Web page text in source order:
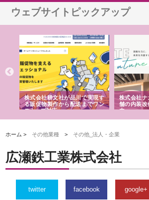
ウェブサイトピックアップ
株式会社耕文社が品川で実現す
る販促物製作から配送までワン
ストップ対応
株式会社
舗の内装
由
ホーム > その他業種 > その他_法人・企業
広瀬鉄工業株式会社
twitter facebook google+